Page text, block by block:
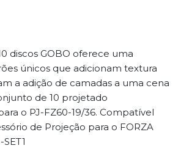
discos GOBO oferece uma
únicos que adicionam textura
a adição de camadas a uma cena
de 10 projetado
o PJ-FZ60-19/36. Compatível
de Projeção para o FORZA